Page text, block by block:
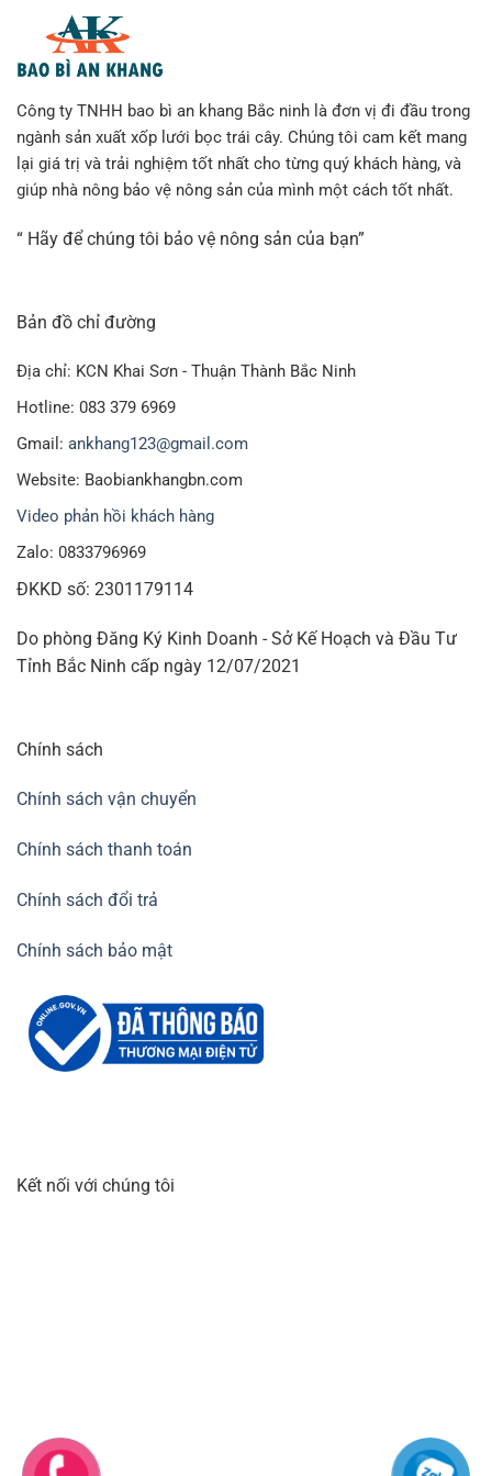
Mút xốp Pe foam an khang
Màng xốp Foam dầy 10mm bao gồm loại có sóng và loại
2 loại, phù hợp với nhu cầu sử dụng.
Loại xốp foam 10mm 1 lớp thường màu trắng có sóng.
Loại xốp foam 10mm ép từ 2 lớp phẳng không sóng,
Loại xốp foam 10mm màu hồng hoặc đỏ, có chất phụ
gia chống tĩnh điện.
cách nhiệt, chống nóng.
Ứng dụng của xốp PE foam 10mm
dùng để lót dưới đế hay các góc của thùng hàng hoặc
phù hợp.
Mút xốp PEfoam 10ly màu hồng chống tĩnh điện, sẽ
trình sản xuất, nó đã được thêm vào một số chất phụ
gia giúp các thiết bị điện tử kháng lại sự tích tụ điện,
gây hỏng mạch điện.
chống nóng hiệu quả.
Cuộn mút xốp foam 8mm
Công ty TNHH bao bì an khang Bắc ninh là đơn vị đi đầu trong
ngành sản xuất xốp lưới bọc trái cây. Chúng tôi cam kết mang
lại giá trị và trải nghiệm tốt nhất cho từng quý khách hàng, và
giúp nhà nông bảo vệ nông sản của mình một cách tốt nhất.
“ Hãy để chúng tôi bảo vệ nông sản của bạn”
Bản đồ chỉ đường
Địa chỉ: KCN Khai Sơn - Thuận Thành Bắc Ninh
Hotline: 083 379 6969
Gmail: ankhang123@gmail.com
Website: Baobiankhangbn.com
Video phản hồi khách hàng
Zalo: 0833796969
ĐKKD số: 2301179114
Do phòng Đăng Ký Kinh Doanh - Sở Kế Hoạch và Đầu Tư
Tỉnh Bắc Ninh cấp ngày 12/07/2021
Chính sách
Chính sách vận chuyển
Chính sách thanh toán
Chính sách đổi trả
Chính sách bảo mật
Kết nối với chúng tôi